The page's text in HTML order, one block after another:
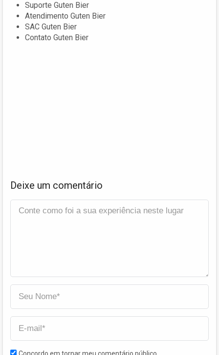
Suporte Guten Bier
Atendimento Guten Bier
SAC Guten Bier
Contato Guten Bier
Deixe um comentário